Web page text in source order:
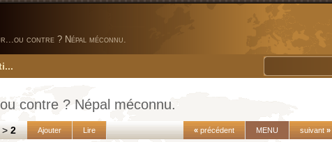
contre ? Népal méconnu.
contre ? Népal méconnu.
>2 Ajouter Lire suivant »
MENU
« précédent